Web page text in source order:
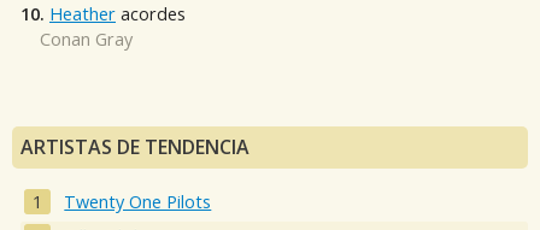
10. Heather acordes
Conan Gray
ARTISTAS DE TENDENCIA
Twenty One Pilots